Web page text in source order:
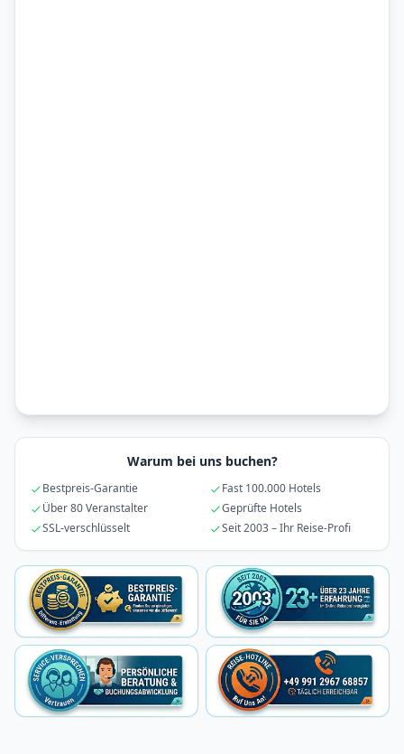
Warum bei uns buchen?
Bestpreis-Garantie
Fast 100.000 Hotels
Über 80 Veranstalter
Geprüfte Hotels
SSL-verschlüsselt
Seit 2003 – Ihr Reise-Profi